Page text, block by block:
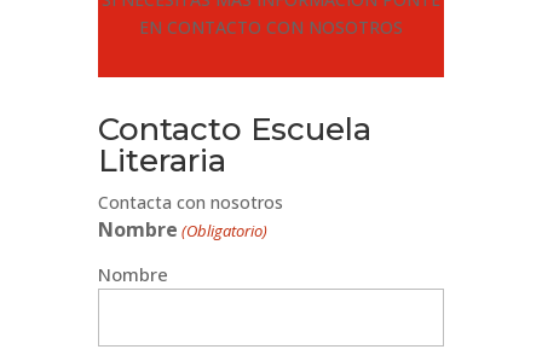
EN CONTACTO CON NOSOTROS
Contacto Escuela
Literaria
Contacta con nosotros
Nombre (Obligatorio)
Nombre